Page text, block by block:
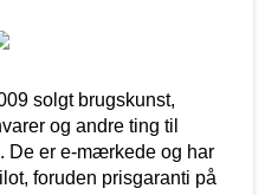
solgt brugskunst,
og andre ting til
De er e-mærkede og har
foruden prisgaranti på